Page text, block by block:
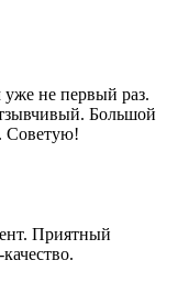
не первый раз.
Большой
Советую!
Приятный